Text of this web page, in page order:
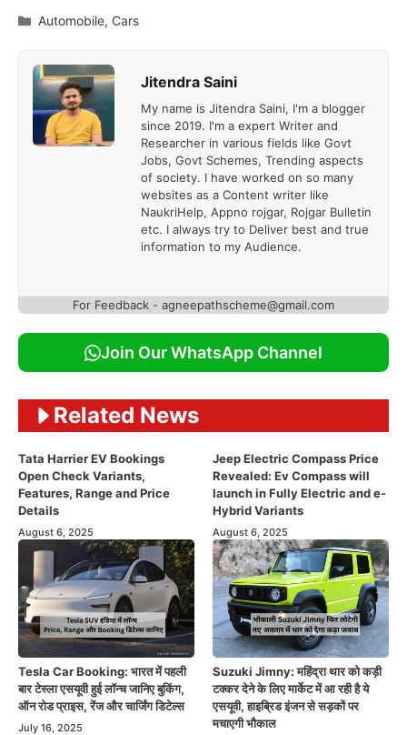
Categories
Automobile, Cars
Jitendra Saini
My name is Jitendra Saini, I'm a blogger
since 2019. I'm a expert Writer and
Researcher in various fields like Govt
Jobs, Govt Schemes, Trending aspects
of society. I have worked on so many
websites as a Content writer like
NaukriHelp, Appno rojgar, Rojgar Bulletin
etc. I always try to Deliver best and true
information to my Audience.
For Feedback - agneepathscheme@gmail.com
Join Our WhatsApp Channel
Related News
Tata Harrier EV Bookings
Open Check Variants,
Features, Range and Price
Details
August 6, 2025
Jeep Electric Compass Price
Revealed: Ev Compass will
launch in Fully Electric and e-
Hybrid Variants
August 6, 2025
Tesla Car Booking: भारत में पहली
बार टेस्ला एसयूवी हुई लॉन्च जानिए बुकिंग,
ऑन रोड प्राइस, रेंज और चार्जिंग डिटेल्स
July 16, 2025
Suzuki Jimny: महिंद्रा थार को कड़ी
टक्कर देने के लिए मार्केट में आ रही है ये
एसयूवी, हाइब्रिड इंजन से सड़कों पर
मचाएगी भौकाल